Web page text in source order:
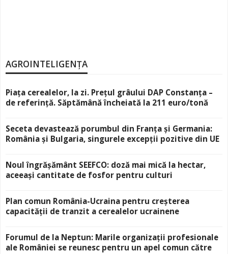
AGROINTELIGENȚA
Piața cerealelor, la zi. Prețul grâului DAP Constanța –
de referință. Săptămână încheiată la 211 euro/tonă
Seceta devastează porumbul din Franța și Germania:
România și Bulgaria, singurele excepții pozitive din UE
Noul îngrășământ SEEFCO: doză mai mică la hectar,
aceeași cantitate de fosfor pentru culturi
Plan comun România-Ucraina pentru creșterea
capacității de tranzit a cerealelor ucrainene
Forumul de la Neptun: Marile organizații profesionale
ale României se reunesc pentru un apel comun către